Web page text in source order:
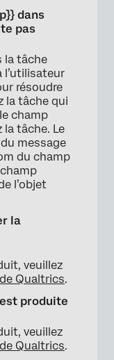
dans
pas
la tâche
l’utilisateur
résoudre
la tâche qui
champ
la tâche. Le
message
du champ
l’objet
la
veuillez
Qualtrics.
produite
veuillez
Qualtrics.